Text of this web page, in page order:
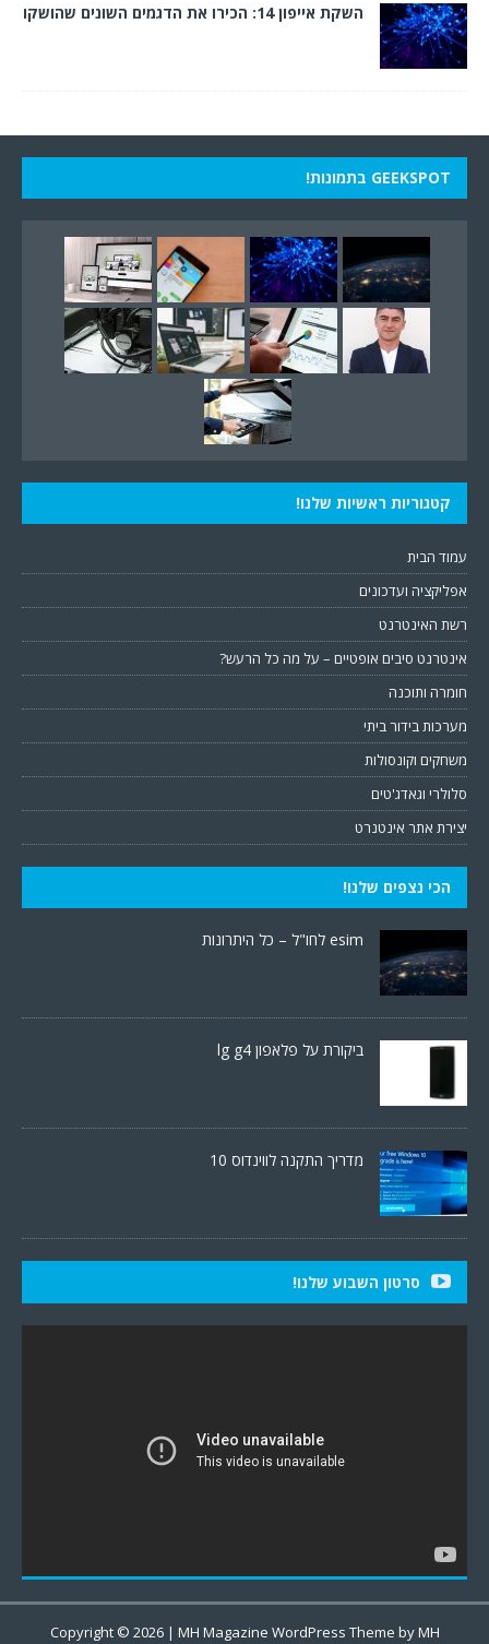
השקת אייפון 14: הכירו את הדגמים השונים שהושקו
GEEKSPOT בתמונות!
קטגוריות ראשיות שלנו!
עמוד הבית
אפליקציה ועדכונים
רשת האינטרנט
אינטרנט סיבים אופטיים – על מה כל הרעש?
חומרה ותוכנה
מערכות בידור ביתי
משחקים וקונסולות
סלולרי וגאדג'טים
יצירת אתר אינטנרט
הכי נצפים שלנו!
esim לחו"ל – כל היתרונות
ביקורת על פלאפון lg g4
מדריך התקנה לווינדוס 10
סרטון השבוע שלנו!
Copyright © 2026 | MH Magazine WordPress Theme byMH